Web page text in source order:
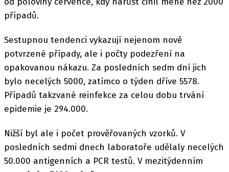
případů.
Sestupnou tendenci vykazují nejenom nově
potvrzené případy, ale i počty podezření na
opakovanou nákazu. Za posledních sedm dní jich
bylo necelých 5000, zatímco o týden dříve 5578.
Případů takzvané reinfekce za celou dobu trvání
epidemie je 294.000.
Nižší byl ale i počet prověřovaných vzorků. V
posledních sedmi dnech laboratoře udělaly necelých
50.000 antigenních a PCR testů. V mezitýdenním